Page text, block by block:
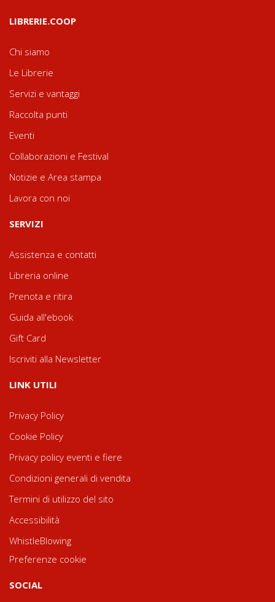
LIBRERIE.COOP
Chi siamo
Le Librerie
Servizi e vantaggi
Raccolta punti
Eventi
Collaborazioni e Festival
Notizie e Area stampa
Lavora con noi
SERVIZI
Assistenza e contatti
Libreria online
Prenota e ritira
Guida all'ebook
Gift Card
Iscriviti alla Newsletter
LINK UTILI
Privacy Policy
Cookie Policy
Privacy policy eventi e fiere
Condizioni generali di vendita
Termini di utilizzo del sito
Accessibilità
WhistleBlowing
Preferenze cookie
SOCIAL